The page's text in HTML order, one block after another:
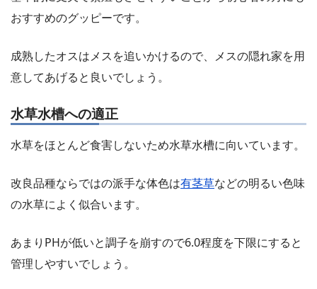
おすすめのグッピーです。
成熟したオスはメスを追いかけるので、メスの隠れ家を用
意してあげると良いでしょう。
水草水槽への適正
水草をほとんど食害しないため水草水槽に向いています。
改良品種ならではの派手な体色は有茎草などの明るい色味
の水草によく似合います。
あまりPHが低いと調子を崩すので6.0程度を下限にすると
管理しやすいでしょう。